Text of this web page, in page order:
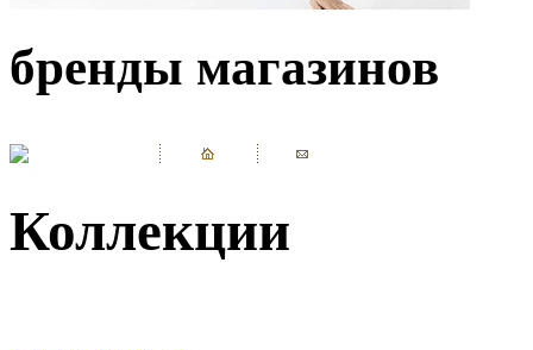
бренды магазинов
Коллекции